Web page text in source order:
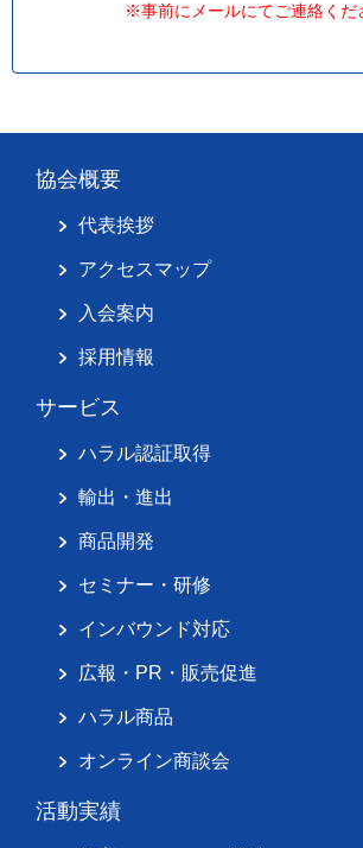
※事前にメールにてご連絡くだ
協会概要
代表挨拶
アクセスマップ
入会案内
採用情報
サービス
ハラル認証取得
輸出・進出
商品開発
セミナー・研修
インバウンド対応
広報・PR・販売促進
ハラル商品
オンライン商談会
活動実績